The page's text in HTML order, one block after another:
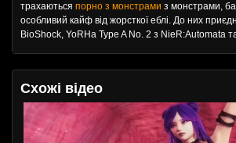
трахаються порно з монстрами з монстрами,
особливий кайф від жорсткої еблі. До них
BioShock, YoRHa Type A No. 2 з NieR:Automata
Схожі відео